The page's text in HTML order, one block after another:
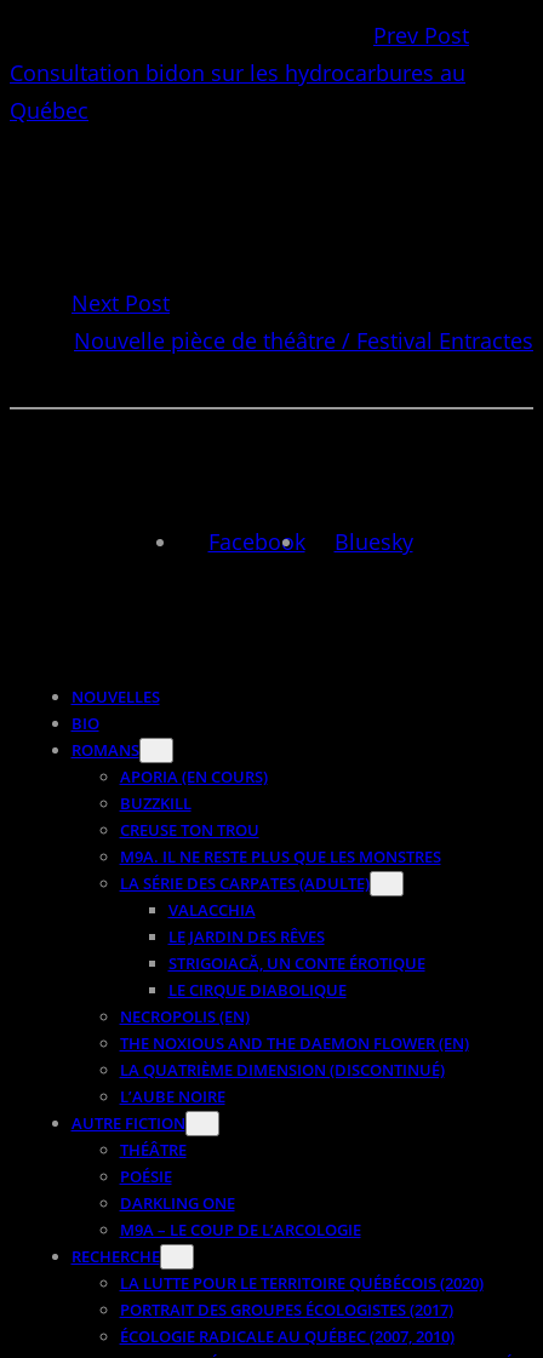
Prev Post
Consultation bidon sur les hydrocarbures au
Québec
Next Post
Nouvelle pièce de théâtre / Festival Entractes
Facebook Bluesky
NOUVELLES
BIO
ROMANS
APORIA (EN COURS)
BUZZKILL
CREUSE TON TROU
M9A. IL NE RESTE PLUS QUE LES MONSTRES
LA SÉRIE DES CARPATES (ADULTE)
VALACCHIA
LE JARDIN DES RÊVES
STRIGOIACĂ, UN CONTE ÉROTIQUE
LE CIRQUE DIABOLIQUE
NECROPOLIS (EN)
THE NOXIOUS AND THE DAEMON FLOWER (EN)
LA QUATRIÈME DIMENSION (DISCONTINUÉ)
L’AUBE NOIRE
AUTRE FICTION
THÉÂTRE
POÉSIE
DARKLING ONE
M9A – LE COUP DE L’ARCOLOGIE
RECHERCHE
LA LUTTE POUR LE TERRITOIRE QUÉBÉCOIS (2020)
PORTRAIT DES GROUPES ÉCOLOGISTES (2017)
ÉCOLOGIE RADICALE AU QUÉBEC (2007, 2010)